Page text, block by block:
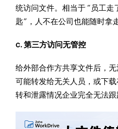
统访问文件。相当于 “员工走
匙”，人不在公司也能随时拿
c. 第三方访问无管控
给外部合作方共享文件后，
可能转发给无关人员，或下
转和泄露情况企业完全无法跟